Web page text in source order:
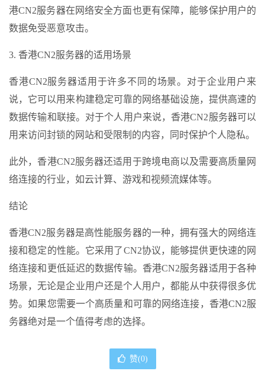
港CN2服务器在网络安全方面也更有保障，能够保护用户的
数据免受恶意攻击。
3. 香港CN2服务器的适用场景
香港CN2服务器适用于许多不同的场景。对于企业用户来
说，它可以用来构建稳定可靠的网络基础设施，提供高速的
数据传输和联接。对于个人用户来说，香港CN2服务器可以
用来访问封锁的网站和受限制的内容，同时保护个人隐私。
此外，香港CN2服务器还适用于跨境电商以及需要高质量网
络连接的行业，如云计算、游戏和视频流媒体等。
结论
香港CN2服务器是高性能服务器的一种，拥有强大的网络连
接和稳定的性能。它采用了CN2协议，能够提供更快速的网
络连接和更低延迟的数据传输。香港CN2服务器适用于各种
场景，无论是企业用户还是个人用户，都能从中获得很多优
势。如果您需要一个高质量和可靠的网络连接，香港CN2服
务器绝对是一个值得考虑的选择。
赞(0)